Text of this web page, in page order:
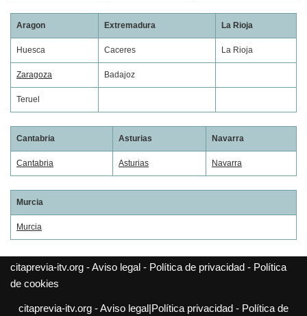
Aragon Extremadura La Rioja
Huesca Caceres La Rioja
Zaragoza Badajoz
Teruel
Cantabria Asturias Navarra
Cantabria Asturias Navarra
Murcia
Murcia
citaprevia-itv.org -Aviso legal - Política de privacidad - Política
de cookies
citaprevia-itv.org -Aviso legal|Política privacidad - Política de